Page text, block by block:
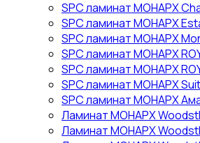
SPC ламинат МОНАРХ
SPC ламинат МОНАРХ
SPC ламинат МОНАРХ
SPC ламинат МОНАРХ
SPC ламинат МОНАРХ
SPC ламинат МОНАРХ
SPC ламинат МОНАРХ
Ламинат МОНАРХ
Ламинат МОНАРХ